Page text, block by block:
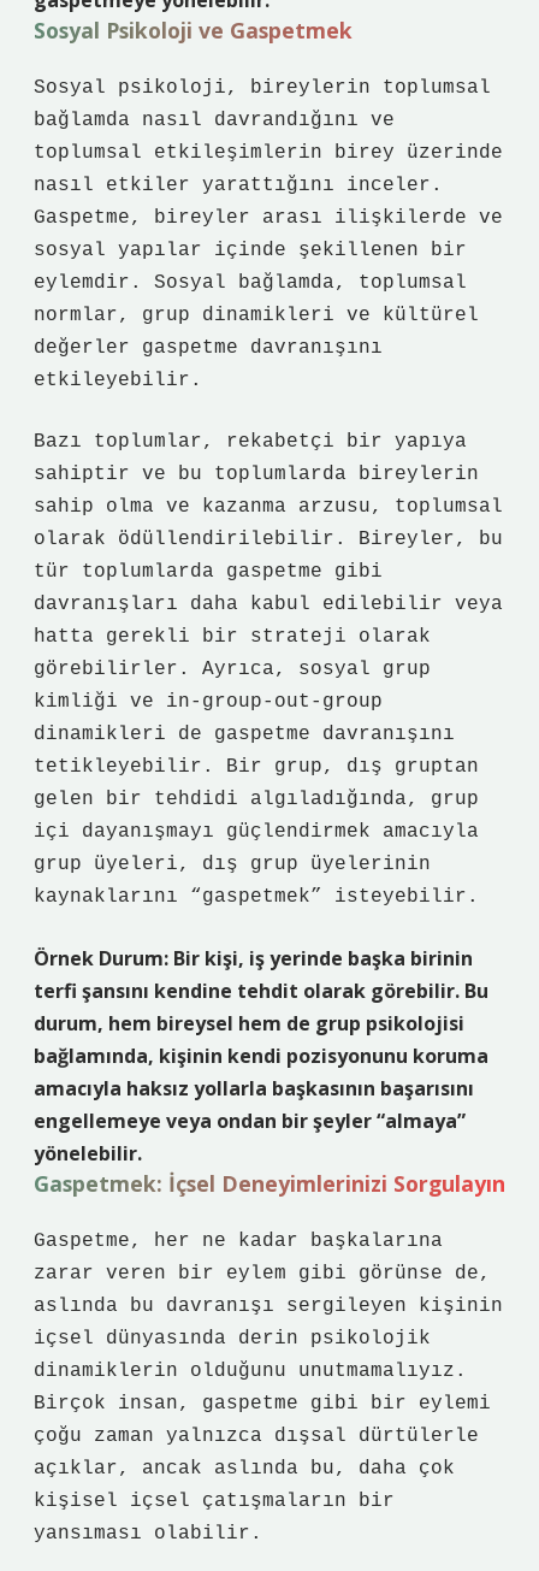
Sosyal Psikoloji ve Gaspetmek
Sosyal psikoloji, bireylerin toplumsal
bağlamda nasıl davrandığını ve
toplumsal etkileşimlerin birey üzerinde
nasıl etkiler yarattığını inceler.
Gaspetme, bireyler arası ilişkilerde ve
sosyal yapılar içinde şekillenen bir
eylemdir. Sosyal bağlamda, toplumsal
normlar, grup dinamikleri ve kültürel
değerler gaspetme davranışını
etkileyebilir.
Bazı toplumlar, rekabetçi bir yapıya
sahiptir ve bu toplumlarda bireylerin
sahip olma ve kazanma arzusu, toplumsal
olarak ödüllendirilebilir. Bireyler, bu
tür toplumlarda gaspetme gibi
davranışları daha kabul edilebilir veya
hatta gerekli bir strateji olarak
görebilirler. Ayrıca, sosyal grup
kimliği ve in-group-out-group
dinamikleri de gaspetme davranışını
tetikleyebilir. Bir grup, dış gruptan
gelen bir tehdidi algıladığında, grup
içi dayanışmayı güçlendirmek amacıyla
grup üyeleri, dış grup üyelerinin
kaynaklarını “gaspetmek” isteyebilir.
Örnek Durum: Bir kişi, iş yerinde başka birinin
terfi şansını kendine tehdit olarak görebilir. Bu
durum, hem bireysel hem de grup psikolojisi
bağlamında, kişinin kendi pozisyonunu koruma
amacıyla haksız yollarla başkasının başarısını
engellemeye veya ondan bir şeyler “almaya”
yönelebilir.
Gaspetmek: İçsel Deneyimlerinizi Sorgulayın
Gaspetme, her ne kadar başkalarına
zarar veren bir eylem gibi görünse de,
aslında bu davranışı sergileyen kişinin
içsel dünyasında derin psikolojik
dinamiklerin olduğunu unutmamalıyız.
Birçok insan, gaspetme gibi bir eylemi
çoğu zaman yalnızca dışsal dürtülerle
açıklar, ancak aslında bu, daha çok
kişisel içsel çatışmaların bir
yansıması olabilir.